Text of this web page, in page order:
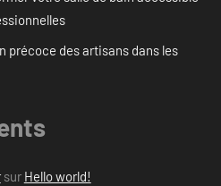
précoce des artisans dans les
sur Hello world!